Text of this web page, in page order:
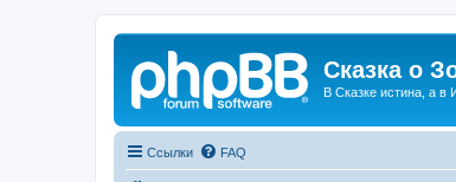
Сказка о
В Сказке истина, а в
Ссылки FAQ